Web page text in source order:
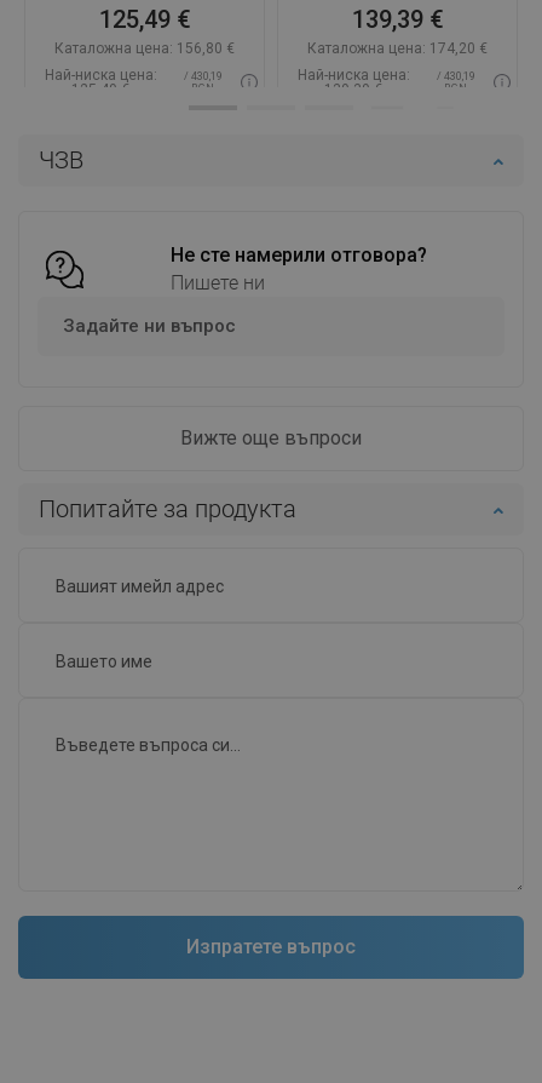
ЧЗВ
Не сте намерили отговора?
Пишете ни
Задайте ни въпрос
Вижте още въпроси
Попитайте за продукта
125,49 €
Каталожна цена: 156,80 €
Най-ниска цена:
125,49 €
/ 430,19
BGN
Добави в количката
139,39 €
Каталожна цена: 174,20 €
Най-ниска цена:
139,39 €
/ 430,19
BGN
Добави в количката